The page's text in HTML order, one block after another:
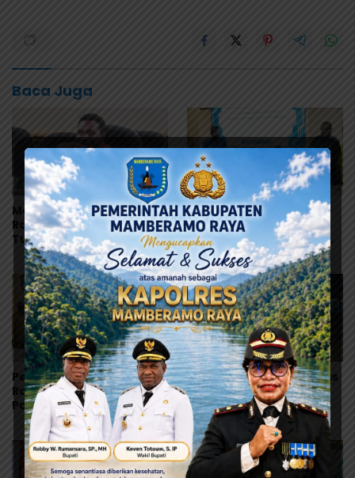
Baca Juga
Mahasiswa Mamberamo
Raya Desak Kejati Papua
Tuntaskan Kasus Dugaan
Penyimpangan Dana
Beasiswa Rp.16, 9 Miliar
Robby Rumansara:
Digitalisasi Keuangan
Jadi Kunci Percepatan
Pembangunan
Mamberamo Raya
Pemkab Mamberamo
Raya Gandeng Bank
Papua, Percepat
Digitalisasi Pengelolaan
Keuangan Daerah
Bupati Rumansara Lepas
Kontingen Pramuka
Mamberamo Raya ke
Jamnas XII 2026 di
Cibubur